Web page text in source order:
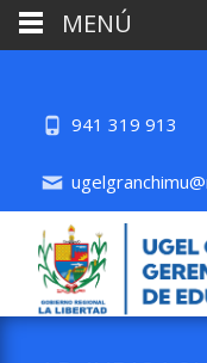
941 319 913
MENÚ